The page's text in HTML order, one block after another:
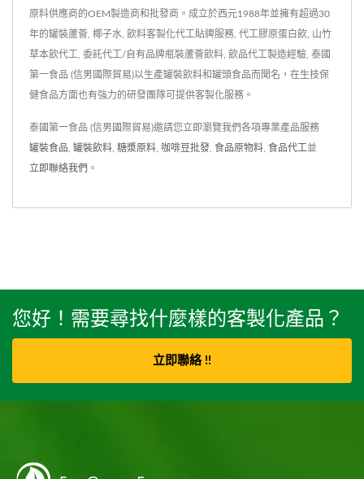
原料供應商的OEM製造商和批發商。成立於西元1988年並擁有超過30
年的罐裝蘆薈, 椰子水, 飲料客製化代工貼牌服務, 代工膠原蛋白飲, 山竹
草本飲代工, 委託代工/自有品牌瓶裝蘆薈飲料, 飲品代工製造經驗, 泰國
第一食品 (信男國際貿易)以生產罐裝飲料和罐頭食品而聞名，在生技保
健食品方面也有強力的研發團隊可提供客製化服務。
泰國第一食品 (信男國際貿易)邀請您立即瀏覽我們各項專業產品服務
罐裝食品 罐裝飲料 糖漿原料 咖啡豆批發 食品原物料 食品代工 並
立即聯絡我們 。
您好！需要尋找什麼樣的客製化產品？
立即聯絡 !!